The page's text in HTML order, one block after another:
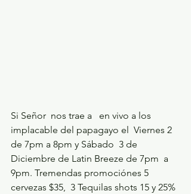
Si Señor  nos trae a   en vivo a los
implacable del papagayo el  Viernes 2
de 7pm a 8pm y Sábado  3 de
Diciembre de Latin Breeze de 7pm  a
9pm. Tremendas promociónes 5
cervezas $35,  3 Tequilas shots 15 y 25%